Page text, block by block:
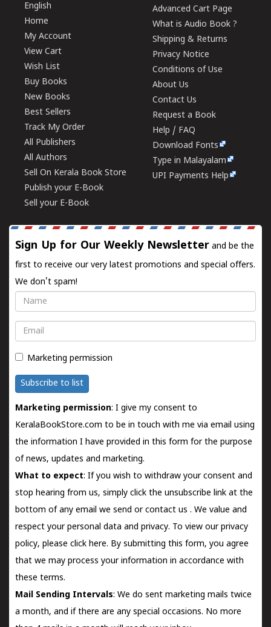
English
Home
My Account
View Cart
Wish List
Buy Books
New Books
Best Sellers
Track My Order
All Publishers
All Authors
Sell On Kerala Book Store
Publish your E-Book
Sell your E-Book
Advanced Cart Page
What is Audio Book ?
Shipping & Returns
Privacy Notice
Conditions of Use
About Us
Contact Us
Request a Book
Help / FAQ
Download Fonts
Type in Malayalam
UPI Payments Help
Sign Up for Our Weekly Newsletter and be the
first to receive our very latest promotions and special offers.
We don't spam!
Name
Email
Marketing permission
Subscribe to list
Marketing permission: I give my consent to
KeralaBookStore.com to be in touch with me via email using
the information I have provided in this form for the purpose
of news, updates and marketing.
What to expect: If you wish to withdraw your consent and
stop hearing from us, simply click the unsubscribe link at the
bottom of any email we send orcontact us . We value and
respect your personal data and privacy. To view our privacy
policy, please click here. By submitting this form, you agree
that we may process your information in accordance with
these terms.
Mail Sending Intervals: We do sent marketing mails twice
a month, and if there are any special occasions. No more